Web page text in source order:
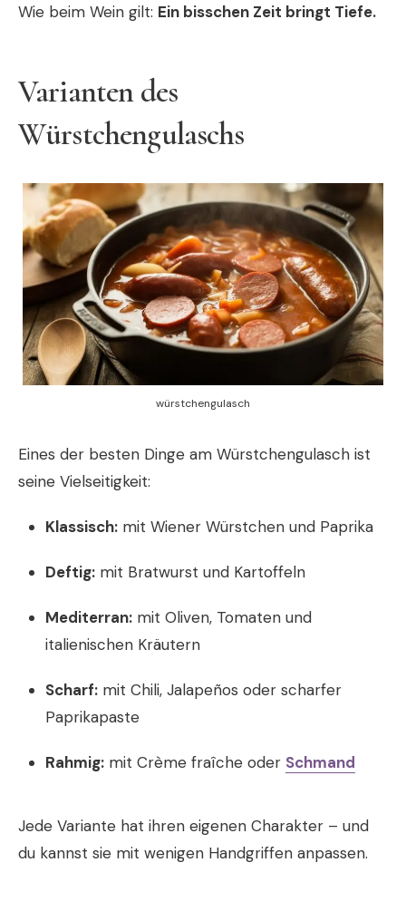
Wie beim Wein gilt: Ein bisschen Zeit bringt Tiefe.
Varianten des
Würstchengulaschs
würstchengulasch
Eines der besten Dinge am Würstchengulasch ist
seine Vielseitigkeit:
Klassisch: mit Wiener Würstchen und Paprika
Deftig: mit Bratwurst und Kartoffeln
Mediterran: mit Oliven, Tomaten und
italienischen Kräutern
Scharf: mit Chili, Jalapeños oder scharfer
Paprikapaste
Rahmig: mit Crème fraîche oder Schmand
Jede Variante hat ihren eigenen Charakter – und
du kannst sie mit wenigen Handgriffen anpassen.